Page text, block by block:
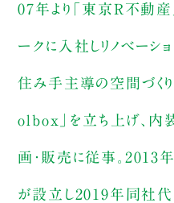
07年より「東京R不動
ークに入社しリノベーシ
住み手主導の空間づくり
olbox」を立ち上げ、
画・販売に従事。
が設立し2019年同社